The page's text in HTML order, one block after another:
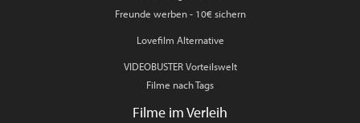
Freunde werben - 10€ sichern
Lovefilm Alternative
VIDEOBUSTER Vorteilswelt
Filme nach Tags
Filme im Verleih